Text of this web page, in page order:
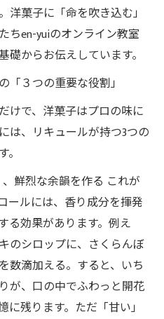
洋菓子に「命を吹き込む」
ちen-yuiのオンライン教室
からお伝えしています。
「３つの重要な役割」
けで、洋菓子はプロの味に
は、リキュールが持つ3つの
鮮烈な余韻を作る これが
ールには、香り成分を揮発
る効果があります。例え
のシロップに、さくらんぼ
数滴加える。すると、いち
が、口の中でふわっと開花
残ります。ただ「甘い」